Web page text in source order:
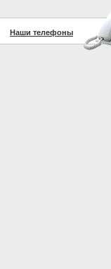
Наши телефоны